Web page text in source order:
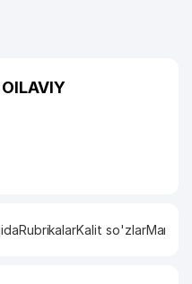
RubrikalarKalit so'zlarManzil